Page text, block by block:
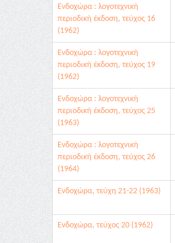
Ενδοχώρα : λογοτεχνική
περιοδική έκδοση, τεύχος 16
(1962)
Ενδοχώρα : λογοτεχνική
περιοδική έκδοση, τεύχος 19
(1962)
Ενδοχώρα : λογοτεχνική
περιοδική έκδοση, τεύχος 25
(1963)
Ενδοχώρα : λογοτεχνική
περιοδική έκδοση, τεύχος 26
(1964)
Ενδοχώρα, τεύχη 21-22 (1963)
Ενδοχώρα, τεύχος 20 (1962)